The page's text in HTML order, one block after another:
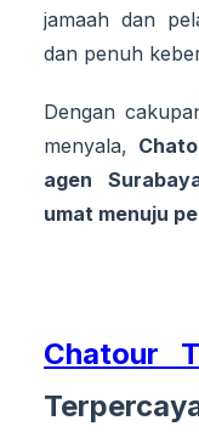
jamaah dan
dan penuh
Dengan
menyala,
agen
umat menuju
Chatour